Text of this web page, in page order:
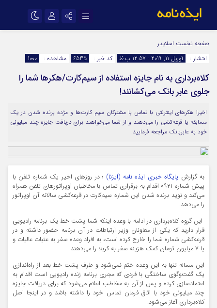
اینستاگرام
سروش
ایتا
آپارات
اپلیکیشن رمز عبور
مرا به خاطر بسپار
صفحه نخست اسلایدر
انتشار :
آوریل 11, 2019 - 12:57 ب.ظ کد خبر : 6535 مشاهده : 1000
کلاه‌برداری به نام جایزه استفاده از سیم‌کارت/هکرها شما را
جلوی عابر بانک می‌کشانند!
اخیرا هکرهای اینترنتی با تماس با مشترکان سیم کارت‌ها و مژده برنده شدن در یک
مسابقه یا قرعه‌کشی را می‌دهند و از شما می‌خواهند برای دریافت جایزه چند میلیونی
خود به عابربانک مراجعه فرمایید.
به گزارش پایگاه خبری ایذه نامه (ایزنا) ؛ در روزهای اخیر یک شماره تلفن با
پیش شماره ۰۹۲۱ اقدام به برقراری تماس با مخاطبان اوپراتورهای تلفن همراه
می‌کند و نوید برنده شدن این شماره سیم‌کارت در قرعه‌کشی سالانه آن اوپراتور
را می‌دهد.
این گروه کلاه‌برداری در ادامه با وعده اینکه شما پشت خط یک برنامه رادیویی
قرار دارید که یکی از معاونان وزیر ارتباطات در آن برنامه حضور داشته و در
قرعه‌کشی شماره شما را خارج کرده است، به افراد وعده سفر به عتبات عالیات و
یا ۷ میلیون تومان کمک هزینه سفر به کربلا را می‌دهند.
این مساله تنها به این وعده ختم نمی‌شود و طرف پشت خط بعد از راه‌اندازی
یک گفت‌و‌گوی ساختگی با فردی که مجری برنامه زنده رادیویی است اقدام به
اعتمادسازی کرده و پس از آن به مخاطب اعلام می‌شود که برای دریافت جایزه
چند میلیونی خود با اتاق فرمان تماس خود را داشته باشد و در اینجا اصل
کلاه‌برداری آغاز می‌شود.